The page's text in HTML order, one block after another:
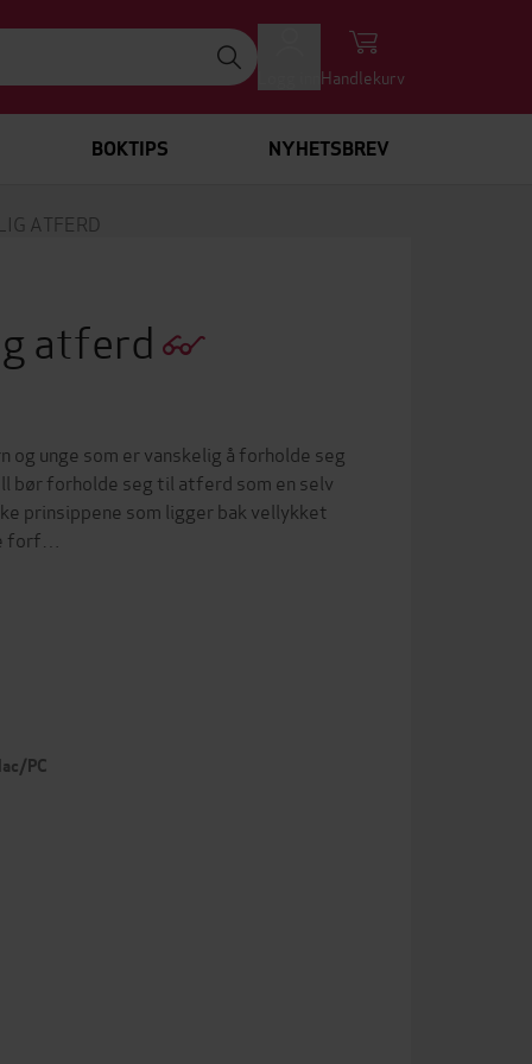
Handlekurv
BOKTIPS NYHETSBREV
ATFERD
atferd
unge som er vanskelig å forholde seg
bør forholde seg til atferd som en selv
prinsippene som ligger bak vellykket
forf…
PC